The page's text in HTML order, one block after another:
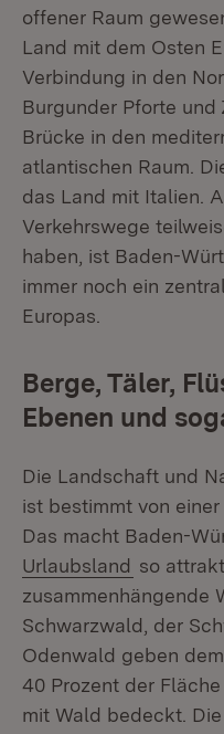
offener Raum
Land mit dem Osten
Verbindung in den
Burgunder Pforte und
Brücke in den
atlantischen Raum.
das Land mit Italien.
Verkehrswege
haben, ist Baden-
immer noch ein
Europas.
Berge, Täler,
Ebenen und
Die Landschaft und
ist bestimmt von
Das macht Baden-
Urlaubsland (Öffnet in
so
zusammenhängende
Schwarzwald, der
Odenwald geben
40 Prozent der
mit Wald bedeckt.